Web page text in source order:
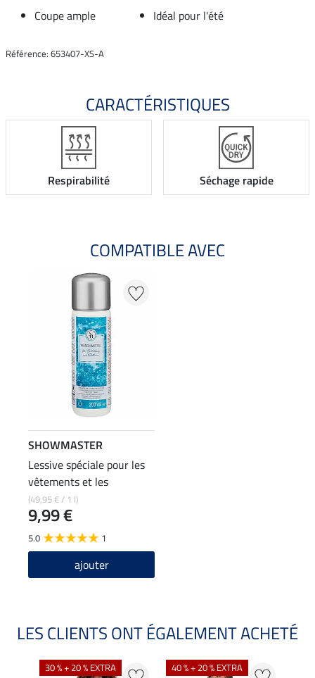
Coupe ample
Idéal pour l'été
Référence: 653407-XS-A
CARACTÉRISTIQUES
Respirabilité Séchage rapide
COMPATIBLE AVEC
SHOWMASTER
Lessive spéciale pour les
vêtements et les
pantalons d'équitation
(49,95 € / 1 l)
9,99 €
5.0 1
ajouter
LES CLIENTS ONT ÉGALEMENT ACHETÉ
30 % + 20 % EXTRA 40 % + 20 % EXTRA